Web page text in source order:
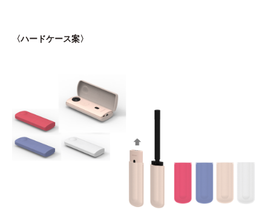
〈ハードケース案〉